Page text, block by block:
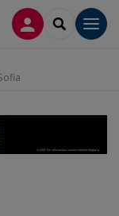
CONNEXION